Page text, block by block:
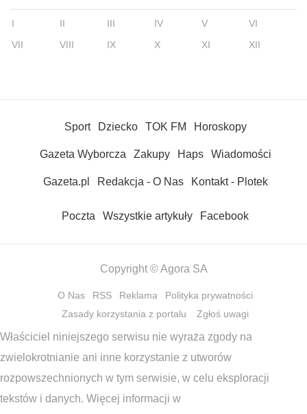
I II III IV V
VI
VII
VIII IX X XI XII
Sport Dziecko TOK FM Horoskopy
Gazeta Wyborcza Zakupy Haps Wiadomości
Gazeta.pl Redakcja - O Nas Kontakt - Plotek
Poczta Wszystkie artykuły Facebook
Copyright © Agora SA
O Nas RSS Reklama
Polityka prywatności
Zasady korzystania z portalu
Zgłoś uwagi
Właściciel niniejszego serwisu nie wyraża zgody na
zwielokrotnianie ani inne korzystanie z utworów
rozpowszechnionych w tym serwisie, w celu eksploracji
tekstów i danych. Więcej informacji w